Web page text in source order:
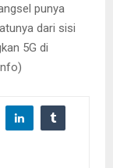
punya
dari sisi
5G di